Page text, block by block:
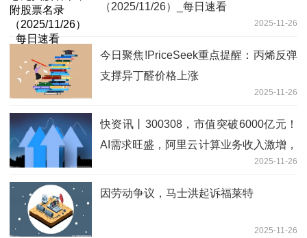
（2025/11/26）_每日速看
2025-11-26
今日聚焦!PriceSeek重点提醒：丙烯反弹
支撑异丁醛价格上涨
2025-11-26
快资讯丨300308，市值突破6000亿元！
AI需求旺盛，阿里云计算业务收入激增，
2025-11-26
因劳动争议，马士洪起诉福莱特
2025-11-26